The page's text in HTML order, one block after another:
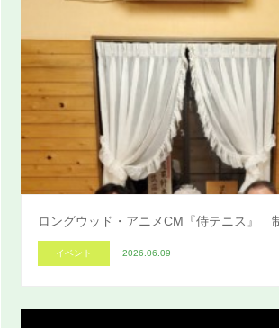
ロングウッド・アニメCM『侍テニス』
イベント 2026.06.09